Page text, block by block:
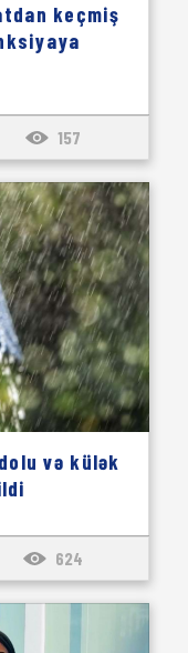
keçmiş
157
və külək
624